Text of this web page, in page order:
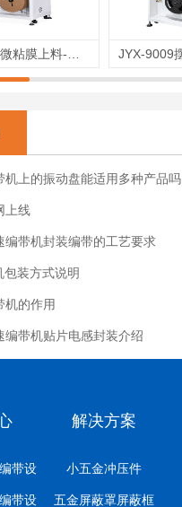
JYX-9900微粘膜上料-编带机
机上的振动盘能适用多种产品吗
上线
编带机封装编带的工艺要求
包装方式说明
机的作用
编带机贴片电感封装介绍
带设
带设
解决方案
小五金冲压件
五金屏蔽罩屏蔽框